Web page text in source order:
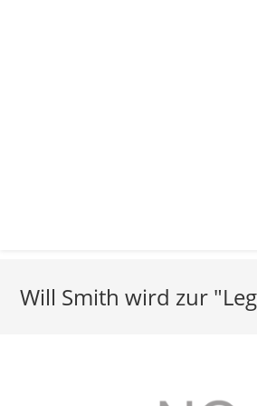
Will Smith wird zur